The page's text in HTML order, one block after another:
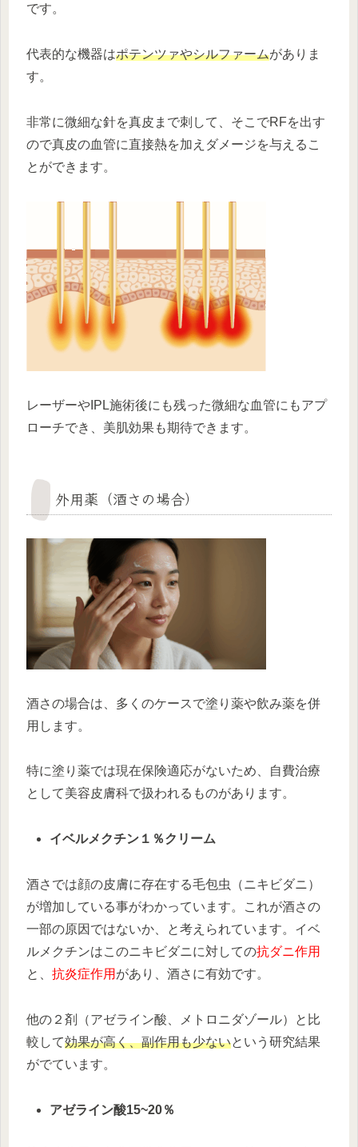
です。
代表的な機器はポテンツァやシルファームがありま
す。
非常に微細な針を真皮まで刺して、そこでRFを出す
ので真皮の血管に直接熱を加えダメージを与えるこ
とができます。
レーザーやIPL施術後にも残った微細な血管にもアプ
ローチでき、美肌効果も期待できます。
外用薬（酒さの場合）
酒さの場合は、多くのケースで塗り薬や飲み薬を併
用します。
特に塗り薬では現在保険適応がないため、自費治療
として美容皮膚科で扱われるものがあります。
イベルメクチン１％クリーム
酒さでは顔の皮膚に存在する毛包虫（ニキビダニ）
が増加している事がわかっています。これが酒さの
一部の原因ではないか、と考えられています。イベ
ルメクチンはこのニキビダニに対しての抗ダニ作用
と、 抗炎症作用 があり、酒さに有効です。
他の２剤（アゼライン酸、メトロニダゾール）と比
較して効果が高く、副作用も少ないという研究結果
がでています。
アゼライン酸15~20％